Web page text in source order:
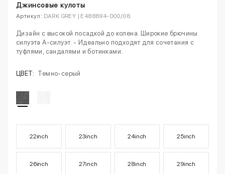
Джинсовые кулоты
Артикул: DARK GREY | E488694-000/08
Дизайн с высокой посадкой до колена. Широкие брючины
силуэта А-силуэт. - Идеально подходят для сочетания с
туфлями, сандалями и ботинками.
ЦВЕТ: Темно-серый
22inch 23inch 24inch 25inch
26inch 27inch 28inch 29inch